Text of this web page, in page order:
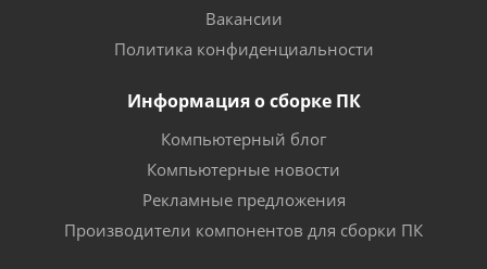
Вакансии
Политика конфиденциальности
Информация о сборке ПК
Компьютерный блог
Компьютерные новости
Рекламные предложения
Производители компонентов для сборки ПК